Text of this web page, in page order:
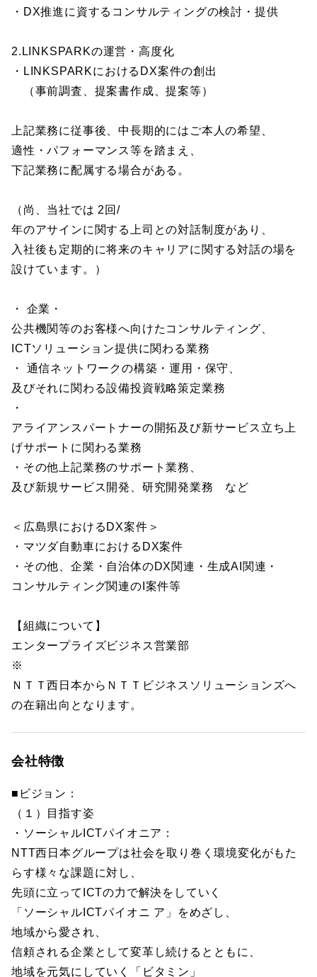
・DX推進に資するコンサルティングの検討・提供
2.LINKSPARKの運営・高度化
・LINKSPARKにおけるDX案件の創出
（事前調査、提案書作成、提案等）
上記業務に従事後、中長期的にはご本人の希望、
適性・パフォーマンス等を踏まえ、
下記業務に配属する場合がある。
（尚、当社では 2回/
年のアサインに関する上司との対話制度があり、
入社後も定期的に将来のキャリアに関する対話の場を
設けています。）
・ 企業・
公共機関等のお客様へ向けたコンサルティング、
ICTソリューション提供に関わる業務
・ 通信ネットワークの構築・運用・保守、
及びそれに関わる設備投資戦略策定業務
・
アライアンスパートナーの開拓及び新サービス立ち上
げサポートに関わる業務
・その他上記業務のサポート業務、
及び新規サービス開発、研究開発業務 など
＜広島県におけるDX案件＞
・マツダ自動車におけるDX案件
・その他、企業・自治体のDX関連・生成AI関連・
コンサルティング関連のI案件等
【組織について】
エンタープライズビジネス営業部
※
ＮＴＴ西日本からＮＴＴビジネスソリューションズへ
の在籍出向となります。
会社特徴
■ビジョン：
（１）目指す姿
・ソーシャルICTパイオニア：
NTT西日本グループは社会を取り巻く環境変化がもた
らす様々な課題に対し、
先頭に立ってICTの力で解決をしていく
「ソーシャルICTパイオニ ア」をめざし、
地域から愛され、
信頼される企業として変革し続けるとともに、
地域を元気にしていく「ビタミン」